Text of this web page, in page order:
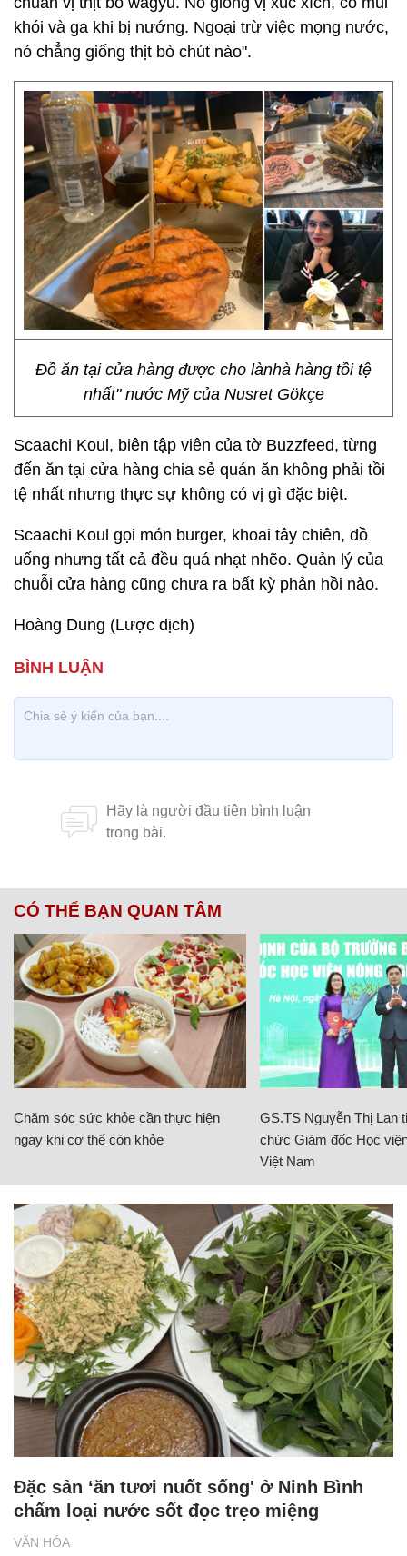
khói và ga khi bị nướng. Ngoại trừ việc mọng nước,
nó chẳng giống thịt bò chút nào".
Đồ ăn tại cửa hàng được cho lànhà hàng tồi tệ
nhất" nước Mỹ của Nusret Gökçe
Scaachi Koul, biên tập viên của tờ Buzzfeed, từng
đến ăn tại cửa hàng chia sẻ quán ăn không phải tồi
tệ nhất nhưng thực sự không có vị gì đặc biệt.
Scaachi Koul gọi món burger, khoai tây chiên, đồ
uống nhưng tất cả đều quá nhạt nhẽo. Quản lý của
chuỗi cửa hàng cũng chưa ra bất kỳ phản hồi nào.
Hoàng Dung (Lược dịch)
CÓ THỂ BẠN QUAN TÂM
Chăm sóc sức khỏe cần thực hiện
ngay khi cơ thể còn khỏe
GS.TS Nguyễn Thị Lan
chức Giám đốc Học
Việt Nam
VĂN HÓA
Đặc sản ‘ăn tươi nuốt sống' ở Ninh Bình
chấm loại nước sốt đọc trẹo miệng